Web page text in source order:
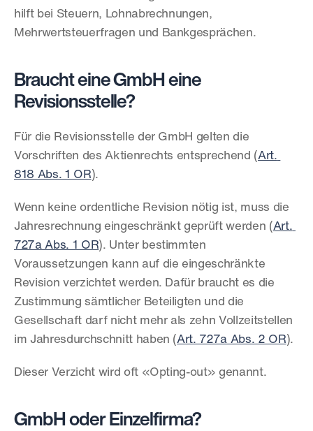
hilft bei Steuern, Lohnabrechnungen,
Mehrwertsteuerfragen und Bankgesprächen.
Braucht eine GmbH eine
Revisionsstelle?
Für die Revisionsstelle der GmbH gelten die
Vorschriften des Aktienrechts entsprechend (Art.
818 Abs. 1 OR).
Wenn keine ordentliche Revision nötig ist, muss die
Jahresrechnung eingeschränkt geprüft werden (Art.
727a Abs. 1 OR). Unter bestimmten
Voraussetzungen kann auf die eingeschränkte
Revision verzichtet werden. Dafür braucht es die
Zustimmung sämtlicher Beteiligten und die
Gesellschaft darf nicht mehr als zehn Vollzeitstellen
im Jahresdurchschnitt haben (Art. 727a Abs. 2 OR).
Dieser Verzicht wird oft «Opting-out» genannt.
GmbH oder Einzelfirma?